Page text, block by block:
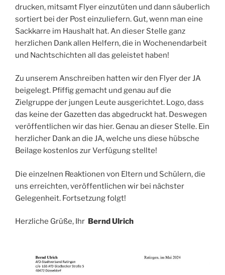
drucken, mitsamt Flyer einzutüten und dann säuberlich
sortiert bei der Post einzuliefern. Gut, wenn man eine
Sackkarre im Haushalt hat. An dieser Stelle ganz
herzlichen Dank allen Helfern, die in Wochenendarbeit
und Nachtschichten all das geleistet haben!
Zu unserem Anschreiben hatten wir den Flyer der JA
beigelegt. Pfiffig gemacht und genau auf die
Zielgruppe der jungen Leute ausgerichtet. Logo, dass
das keine der Gazetten das abgedruckt hat. Deswegen
veröffentlichen wir das hier. Genau an dieser Stelle. Ein
herzlicher Dank an die JA, welche uns diese hübsche
Beilage kostenlos zur Verfügung stellte!
Die einzelnen Reaktionen von Eltern und Schülern, die
uns erreichten, veröffentlichen wir bei nächster
Gelegenheit. Fortsetzung folgt!
Herzliche Grüße, Ihr Bernd Ulrich